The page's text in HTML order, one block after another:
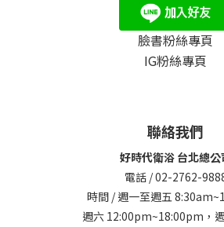
臉書粉絲專頁
IG粉絲專頁
聯絡我們
好時代衛浴 台北總公
電話 / 02-2762-
時間 / 週一至週五
週六 12:00pm~18:00pm，